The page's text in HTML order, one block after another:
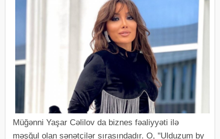
Müğənni Yaşar Cəlilov da biznes fəaliyyəti ilə
məşğul olan sənətçilər sırasındadır. O, "Ulduzum by